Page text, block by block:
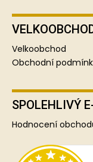
Velkoobchod
Obchodní
SPOLEHLIVÝ
Hodnocení